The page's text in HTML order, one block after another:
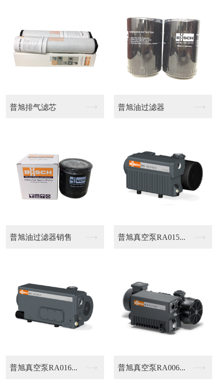
莱宝排气滤芯 莱宝排气滤芯
莱宝排气滤芯 双级泵排气总成
单级旋片泵SV16B 单级旋片泵SV10B